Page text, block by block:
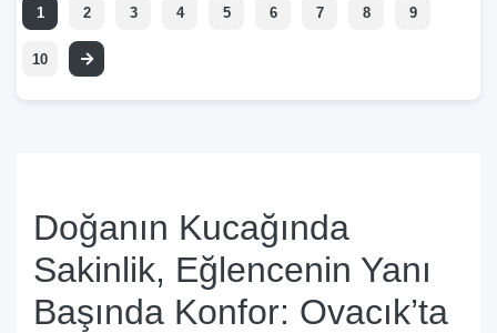
1 2 3 4 5 6 7 8 9
10
Doğanın Kucağında
Sakinlik, Eğlencenin Yanı
Başında Konfor: Ovacık’ta